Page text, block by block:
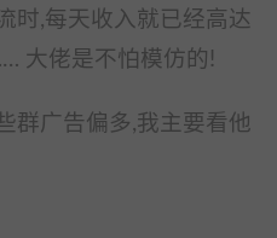
时,每天收入就已经高达
大佬是不怕模仿的!
群广告偏多,我主要看他